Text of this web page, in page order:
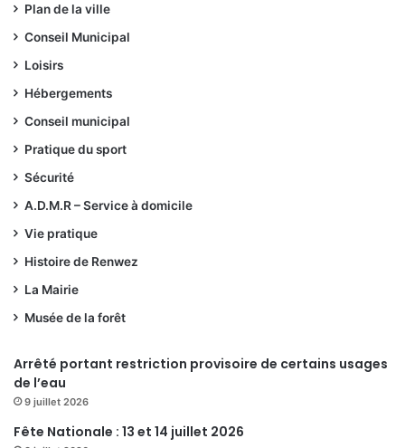
Plan de la ville
Conseil Municipal
Loisirs
Hébergements
Conseil municipal
Pratique du sport
Sécurité
A.D.M.R – Service à domicile
Vie pratique
Histoire de Renwez
La Mairie
Musée de la forêt
Arrêté portant restriction provisoire de certains usages
de l’eau
9 juillet 2026
Fête Nationale : 13 et 14 juillet 2026